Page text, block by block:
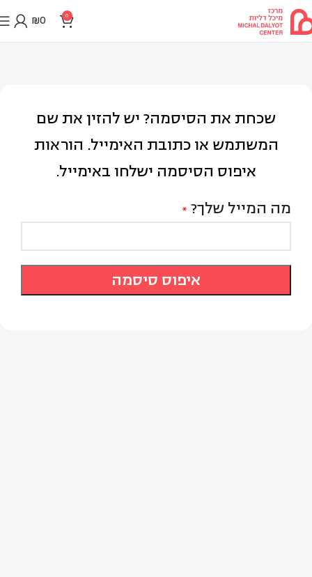
0
₪0
שכחת את הסיסמה? יש להזין את שם
המשתמש או כתובת האימייל. הוראות
איפוס הסיסמה ישלחו באימייל.
מה המייל שלך? *
איפוס סיסמה